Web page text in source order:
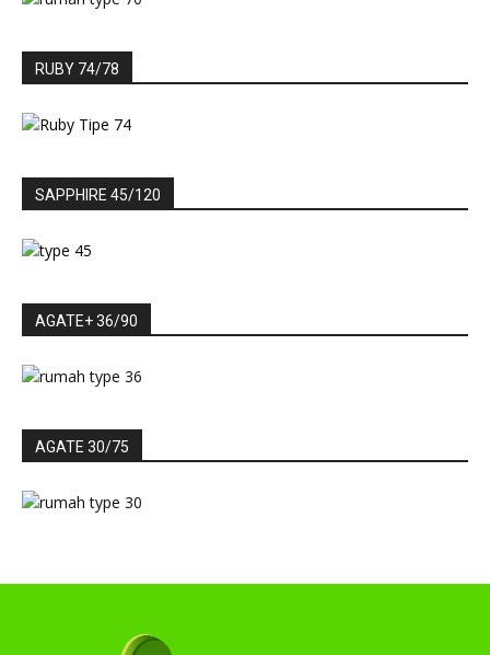
RUBY 74/78
SAPPHIRE 45/120
AGATE+ 36/90
AGATE 30/75